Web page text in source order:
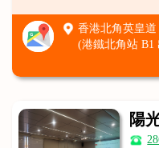
香港北角英皇道
(港鐵北角站 B1
陽